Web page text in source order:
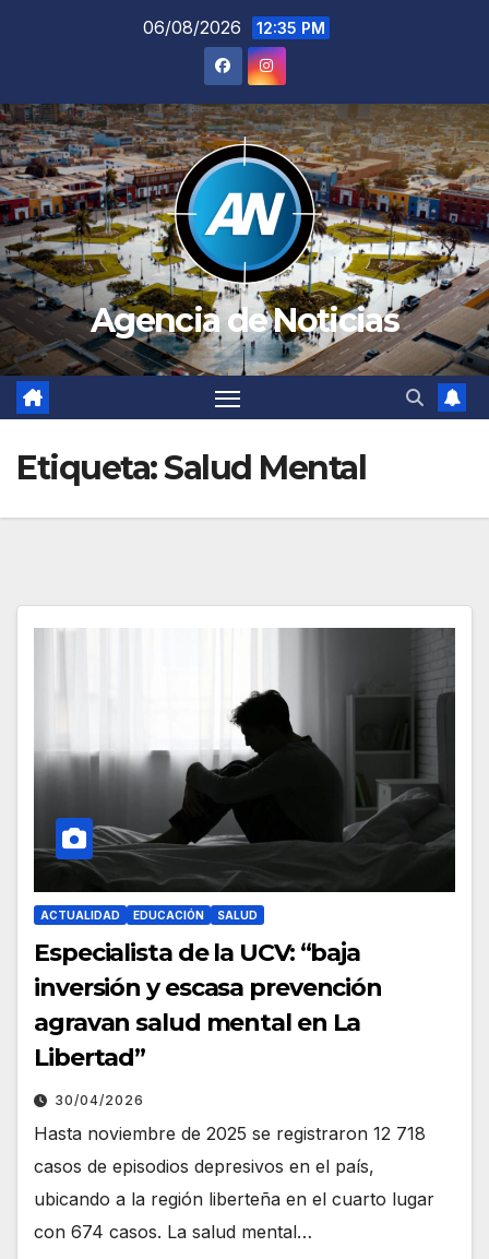
06/08/2026 12:35 PM
Agencia de Noticias
Etiqueta:Salud Mental
ACTUALIDAD EDUCACIÓN SALUD
Especialista de la UCV: “baja
inversión y escasa prevención
agravan salud mental en La
Libertad”
30/04/2026
Hasta noviembre de 2025 se registraron 12 718
casos de episodios depresivos en el país,
ubicando a la región liberteña en el cuarto lugar
con 674 casos. La salud mental…